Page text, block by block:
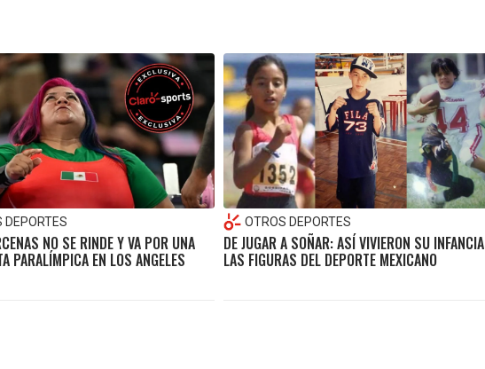
DEPORTES
NO SE RINDE Y VA POR UNA
PARALÍMPICA EN LOS ANGELES
OTROS DEPORTES
DE JUGAR A SOÑAR: ASÍ VIVIERON SU INFANCIA
LAS FIGURAS DEL DEPORTE MEXICANO